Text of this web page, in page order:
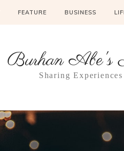
FEATURE BUSINESS
Burhan Abe's
Sharing Experiences